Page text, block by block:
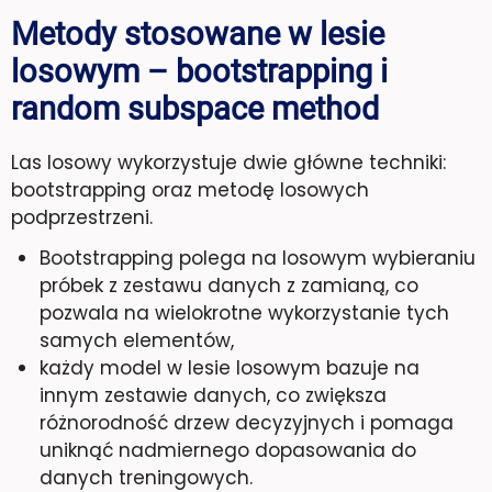
Metody stosowane w lesie
losowym – bootstrapping i
random subspace method
Las losowy wykorzystuje dwie główne techniki:
bootstrapping oraz metodę losowych
podprzestrzeni.
Bootstrapping polega na losowym wybieraniu
próbek z zestawu danych z zamianą, co
pozwala na wielokrotne wykorzystanie tych
samych elementów,
każdy model w lesie losowym bazuje na
innym zestawie danych, co zwiększa
różnorodność drzew decyzyjnych i pomaga
uniknąć nadmiernego dopasowania do
danych treningowych.